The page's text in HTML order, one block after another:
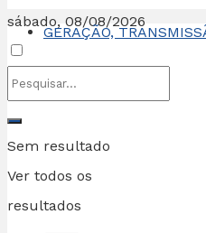
sábado, 08/08/2026
Sem resultado
Ver todos os
resultados
GERAÇÃO,